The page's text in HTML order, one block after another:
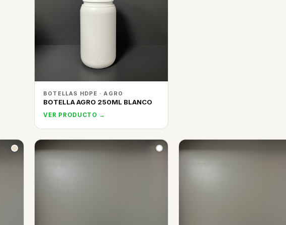
BOTELLAS HDPE · AGRO
BOTELLA AGRO 250ML BLANCO
VER PRODUCTO →